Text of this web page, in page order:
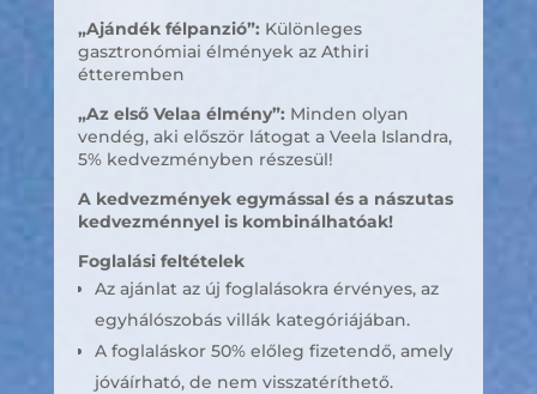
„Ajándék félpanzió”: Különleges
gasztronómiai élmények az Athiri
étteremben
„Az első Velaa élmény”: Minden olyan
vendég, aki először látogat a Veela Islandra,
5% kedvezményben részesül!
A kedvezmények egymással és a nászutas
kedvezménnyel is kombinálhatóak!
Foglalási feltételek
Az ajánlat az új foglalásokra érvényes, az
egyhálószobás villák kategóriájában.
A foglaláskor 50% előleg fizetendő, amely
jóváírható, de nem visszatéríthető.